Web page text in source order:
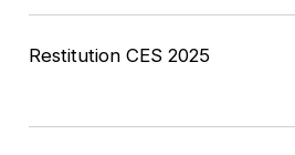
Restitution CES 2025